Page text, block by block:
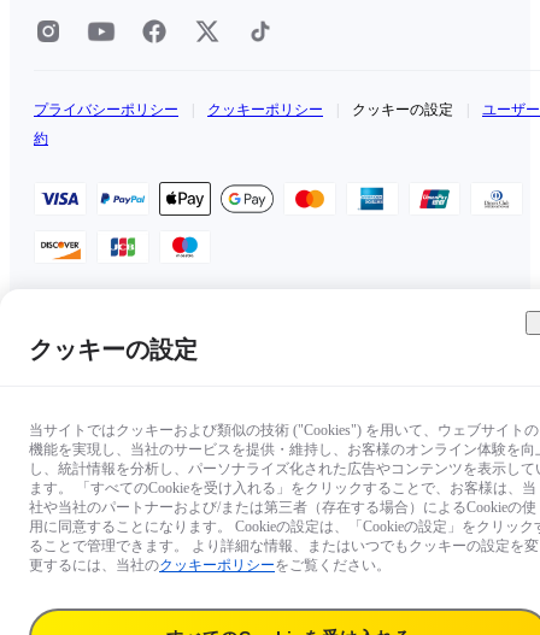
プライバシーポリシー クッキーポリシー クッキーの設定
ユーザ
約
Copyright © 2025 Insta360 All rights reserved.
クッキーの設定
当サイトではクッキーおよび類似の技術 ("Cookies") を用いて、ウェブサイトの
機能を実現し、当社のサービスを提供・維持し、お客様のオンライン体験を向
し、統計情報を分析し、パーソナライズ化された広告やコンテンツを表示して
ます。 「すべてのCookieを受け入れる」をクリックすることで、お客様は、当
社や当社のパートナーおよび/または第三者（存在する場合）によるCookieの使
用に同意することになります。 Cookieの設定は、「Cookieの設定」をクリック
ることで管理できます。 より詳細な情報、またはいつでもクッキーの設定を変
更するには、当社のクッキーポリシーをご覧ください。